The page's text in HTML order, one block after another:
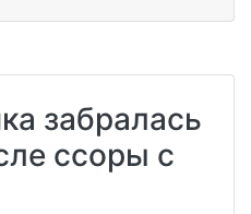
забралась
ссоры с